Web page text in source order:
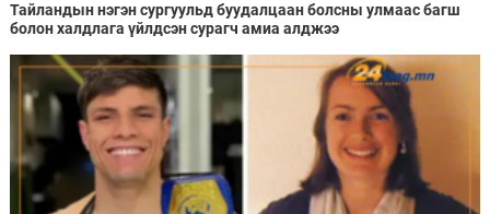
Тайландын нэгэн сургуульд буудалцаан болсны улмаас багш
болон халдлага үйлдсэн сурагч амиа алджээ